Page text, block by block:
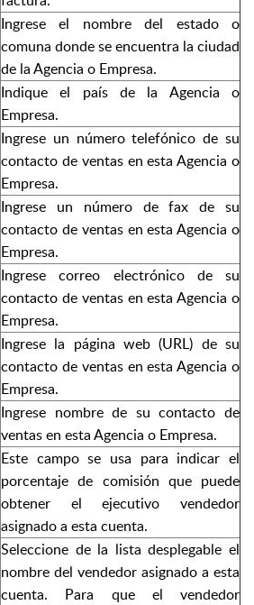
Ingrese el nombre del estado o
comuna donde se encuentra la ciudad
de la Agencia o Empresa.
Indique el país de la Agencia o
Empresa.
Ingrese un número telefónico de su
contacto de ventas en esta Agencia o
Empresa.
Ingrese un número de fax de su
contacto de ventas en esta Agencia o
Empresa.
Ingrese correo electrónico de su
contacto de ventas en esta Agencia o
Empresa.
Ingrese la página web (URL) de su
contacto de ventas en esta Agencia o
Empresa.
Ingrese nombre de su contacto de
ventas en esta Agencia o Empresa.
Este campo se usa para indicar el
porcentaje de comisión que puede
obtener el ejecutivo vendedor
asignado a esta cuenta.
Seleccione de la lista desplegable el
nombre del vendedor asignado a esta
cuenta. Para que el vendedor